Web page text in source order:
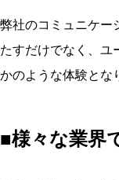
弊社のコミュニケー
たすだけでなく、ユ
かのような体験とな
■様々な業界